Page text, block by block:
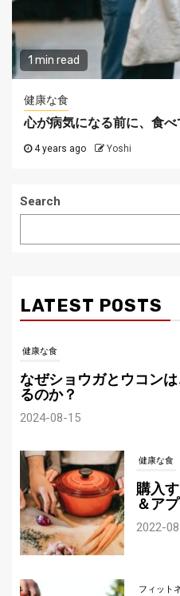
1 min read
健康な食
心が病気になる前に、食
4 years ago Yoshi
Search
LATEST POSTS
健康な食
なぜショウガとウコン
るのか？
2024-08-15
健康な食
購入
＆ア
2022-
フィット